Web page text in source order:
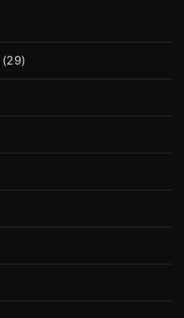
(29)